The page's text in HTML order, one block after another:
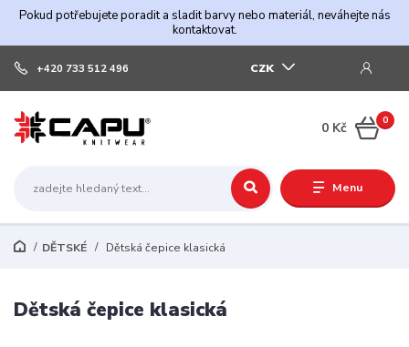
Pokud potřebujete poradit a sladit barvy nebo materiál, neváhejte nás
kontaktovat.
Menu
CZK
+420 733 512 496
0
0 Kč
DĚTSKÉ Dětská čepice klasická
Dětská čepice klasická